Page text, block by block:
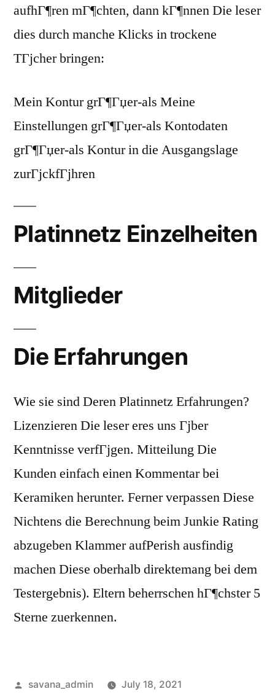
aufhГ¶ren mГ¶chten, dann kГ¶nnen Die leser
dies durch manche Klicks in trockene
TГјcher bringen:
Mein Kontur grГ¶Гџer-als Meine
Einstellungen grГ¶Гџer-als Kontodaten
grГ¶Гџer-als Kontur in die Ausgangslage
zurГјckfГјhren
Platinnetz Einzelheiten
Mitglieder
Die Erfahrungen
Wie sie sind Deren Platinnetz Erfahrungen?
Lizenzieren Die leser eres uns Гјber
Kenntnisse verfГјgen. Mitteilung Die
Kunden einfach einen Kommentar bei
Keramiken herunter. Ferner verpassen Diese
Nichtens die Berechnung beim Junkie Rating
abzugeben Klammer aufPerish ausfindig
machen Diese oberhalb direktemang bei dem
Testergebnis). Eltern beherrschen hГ¶chster 5
Sterne zuerkennen.
savana_admin
July 18, 2021